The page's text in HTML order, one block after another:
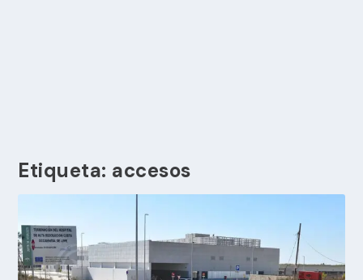
Etiqueta: accesos